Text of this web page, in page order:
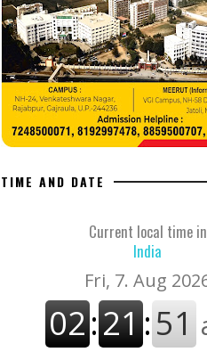
TIME AND DATE
Current local time in
India